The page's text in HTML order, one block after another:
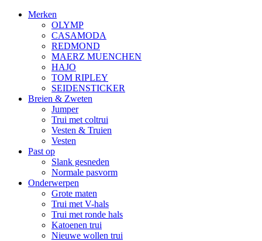
Merken
OLYMP
CASAMODA
REDMOND
MAERZ MUENCHEN
HAJO
TOM RIPLEY
SEIDENSTICKER
Breien & Zweten
Jumper
Trui met coltrui
Vesten & Truien
Vesten
Past op
Slank gesneden
Normale pasvorm
Onderwerpen
Grote maten
Trui met V-hals
Trui met ronde hals
Katoenen trui
Nieuwe wollen trui